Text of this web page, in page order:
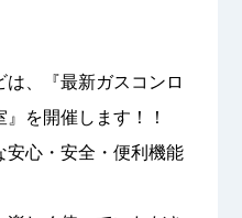
、『最新ガスコンロ
を開催します！！
安心・安全・便利機能